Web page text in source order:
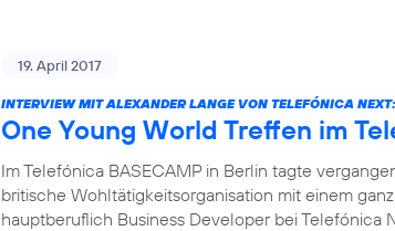
19. April 2017
INTERVIEW MIT ALEXANDER LANGE VON TELEFÓNICA NEXT:
One Young World Treffen im
Im Telefónica BASECAMP in Berlin tagte
britische Wohltätigkeitsorganisation mit einem
hauptberuflich Business Developer bei Telefónica